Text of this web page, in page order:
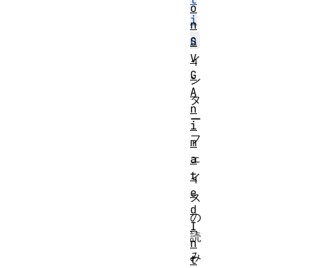
i
o
イ
ン
タ
ー
フ
ェ
イ
ス
の
読
み
o
n
S
V
G
A
n
i
m
a
t
e
d
I
n
t